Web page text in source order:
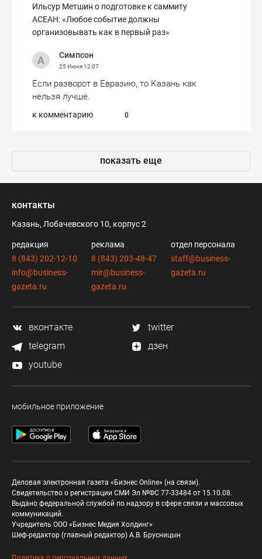
Ильсур Метшин о подготовке к саммиту
АСЕАН: «Любое событие должны
организовывать как в первый раз»
Симпсон
25 Июня12:07
Если разворот в Евразию, то Казань как
нельзя лучше.
к комментарию 0
показать еще
контакты
Казань, Лобачевского 10, корпус 2
редакция
8 (843) 202-12-10
info@business-
gazeta.ru
реклама
8 (843) 203-48-47
mir@business-
gazeta.ru
отдел персонала
staff@business-
gazeta.ru
вконтакте
twitter
telegram
дзен
youtube
мобильное приложение
Деловая электронная газета «Бизнес Online» (на связи).
Свидетельство о регистрации СМИ Эл №ФС 77-33484 от 15.10.08.
Выдано федеральной службой по надзору в сфере связи и массовых
коммуникаций.
Учредитель ООО «Бизнес Медия Холдинг»
Шеф-редактор (главный редактор) А.В. Брусницын